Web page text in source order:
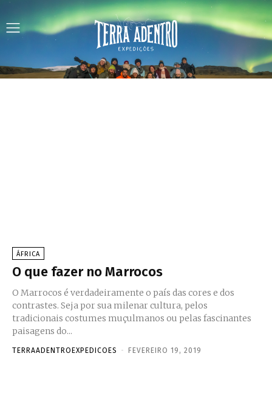
ÁFRICA
O que fazer no Marrocos
O Marrocos é verdadeiramente o país das cores e dos
contrastes. Seja por sua milenar cultura, pelos
tradicionais costumes muçulmanos ou pelas fascinantes
paisagens do...
TERRAADENTROEXPEDICOES - FEVEREIRO 19, 2019